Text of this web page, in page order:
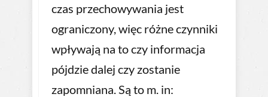
czas przechowywania jest
ograniczony, więc różne czynniki
wpływają na to czy informacja
pójdzie dalej czy zostanie
zapomniana. Są to m. in: